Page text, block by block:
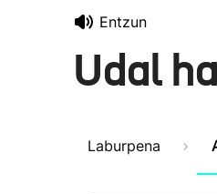
Entzun
Udal
Laburpena